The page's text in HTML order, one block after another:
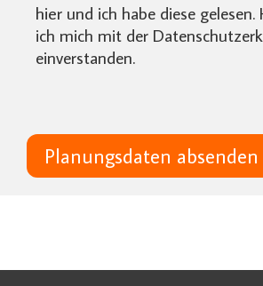
hier und ich habe diese
ich mich mit der
einverstanden.
Planungsdaten absenden